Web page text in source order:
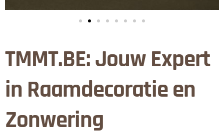
TMMT.BE: Jouw Expert
in Raamdecoratie en
Zonwering